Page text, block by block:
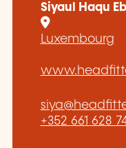
Siyaul Haqu
Luxembourg
+352 661 628